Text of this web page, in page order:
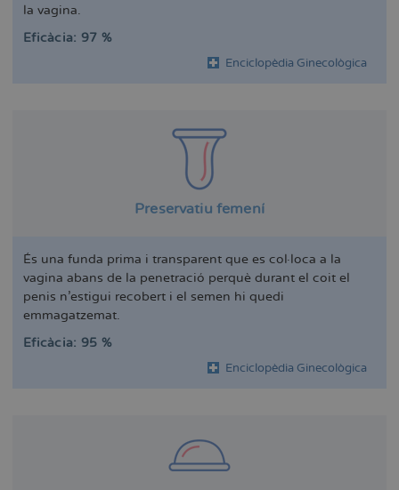
la vagina.
Eficàcia: 97 %
Enciclopèdia Ginecològica
Preservatiu femení
És una funda prima i transparent que es col·loca a la
vagina abans de la penetració perquè durant el coit el
penis n'estigui recobert i el semen hi quedi
emmagatzemat.
Eficàcia: 95 %
Enciclopèdia Ginecològica